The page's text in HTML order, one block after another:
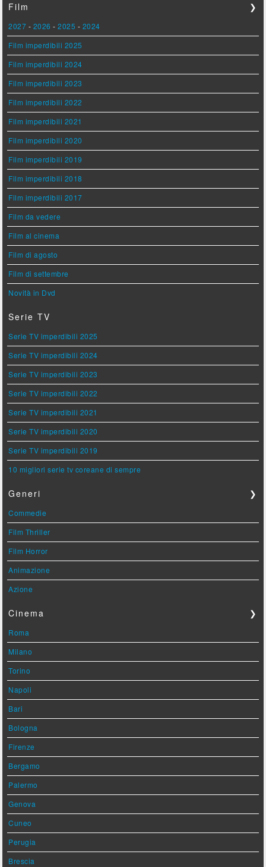
Film
❯
2027 - 2026 -2025 - 2024
Film imperdibili 2025
Film imperdibili 2024
Film imperdibili 2023
Film imperdibili 2022
Film imperdibili 2021
Film imperdibili 2020
Film imperdibili 2019
Film imperdibili 2018
Film imperdibili 2017
Film da vedere
Film al cinema
Film di agosto
Film di settembre
Novità in Dvd
Serie TV
Serie TV imperdibili 2025
Serie TV imperdibili 2024
Serie TV imperdibili 2023
Serie TV imperdibili 2022
Serie TV imperdibili 2021
Serie TV imperdibili 2020
Serie TV imperdibili 2019
10 migliori serie tv coreane di sempre
Generi ❯
Commedie
Film Thriller
Film Horror
Animazione
Azione
Cinema ❯
Roma
Milano
Torino
Napoli
Bari
Bologna
Firenze
Bergamo
Palermo
Genova
Cuneo
Perugia
Brescia